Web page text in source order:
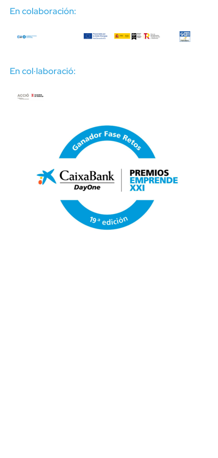
En colaboración:
En col·laboració: